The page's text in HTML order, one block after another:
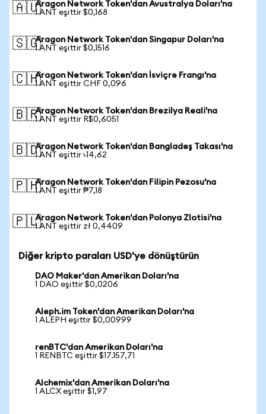
🇦🇺Aragon Network Token'dan Avustralya Doları'na
1 ANT eşittir $0,168
🇸🇬Aragon Network Token'dan Singapur Doları'na
1 ANT eşittir $0,1516
🇨🇭Aragon Network Token'dan İsviçre Frangı'na
1 ANT eşittir CHF 0,096
🇧🇷Aragon Network Token'dan Brezilya Reali'na
1 ANT eşittir R$0,6051
🇧🇩Aragon Network Token'dan Bangladeş Takası'na
1 ANT eşittir ৳14,62
🇵🇭Aragon Network Token'dan Filipin Pezosu'na
1 ANT eşittir ₱7,18
🇵🇱Aragon Network Token'dan Polonya Zlotisi'na
1 ANT eşittir zł 0,4409
Diğer kripto paraları USD'ye dönüştürün
DAO Maker'dan Amerikan Doları'na
1 DAO eşittir $0,0206
Aleph.im Token'dan Amerikan Doları'na
1 ALEPH eşittir $0,00999
renBTC'dan Amerikan Doları'na
1 RENBTC eşittir $17.157,71
Alchemix'dan Amerikan Doları'na
1 ALCX eşittir $1,97